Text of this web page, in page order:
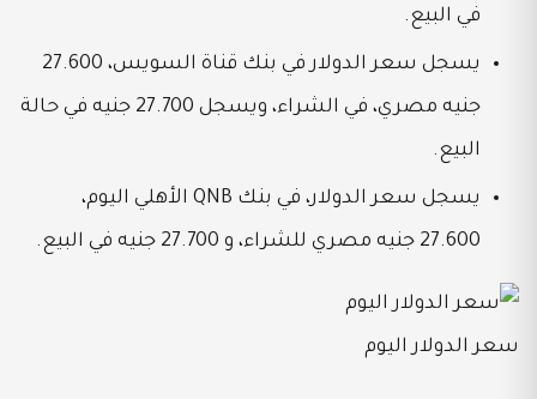
في البيع.
يسجل سعر الدولار في بنك قناة السويس، 27.600
جنيه مصري، في الشراء، ويسجل
27.700 جنيه في حالة
البيع.
يسجل سعر الدولار، في بنك QNB الأهلي اليوم،
27.600 جنيه مصري للشراء، و 27.700 جنيه في البيع.
سعر الدولار اليوم